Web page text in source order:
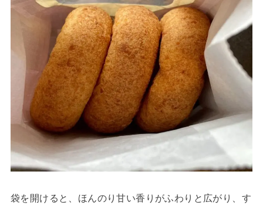
袋を開けると、ほんのり甘い香りがふわりと広がり、す